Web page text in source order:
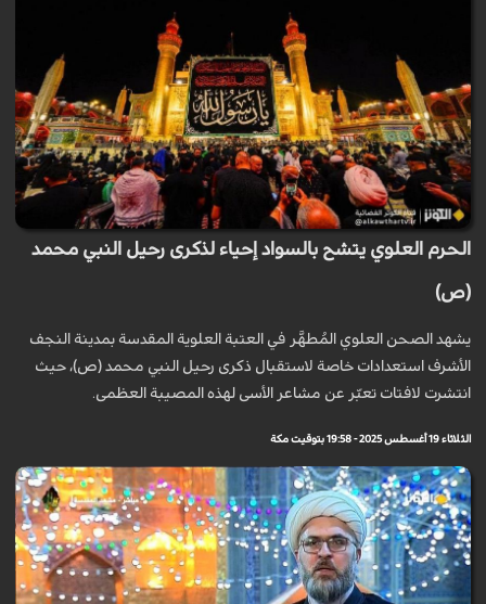
الحرم العلوي يتشح بالسواد إحياء لذكرى رحيل النبي محمد
(ص)
يشهد الصحن العلوي المُطهَّر في العتبة العلوية المقدسة بمدينة النجف
الأشرف استعدادات خاصة لاستقبال ذكرى رحيل النبي محمد (ص)، حيث
انتشرت لافتات تعبّر عن مشاعر الأسى لهذه المصيبة العظمى.
الثلاثاء 19 أغسطس 2025 - 19:58 بتوقيت مكة